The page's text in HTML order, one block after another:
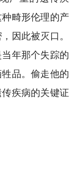
畸形伦理的产
因此被灭口。
年那个失踪的
品。偷走他的
疾病的关键证